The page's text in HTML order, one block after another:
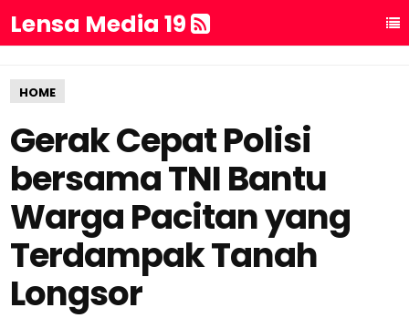
Lensa Media 19
HOME
Gerak Cepat Polisi
bersama TNI Bantu
Warga Pacitan yang
Terdampak Tanah
Longsor